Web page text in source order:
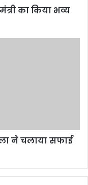
का किया भव्य
ने चलाया सफाई